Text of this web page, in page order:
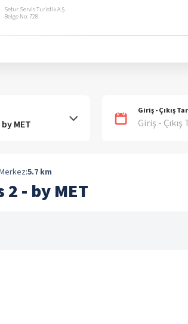
Setur Servis Turistik A.Ş.
Belge No: 728
Giriş - Çıkış
Giriş -
5.7 km
- by MET